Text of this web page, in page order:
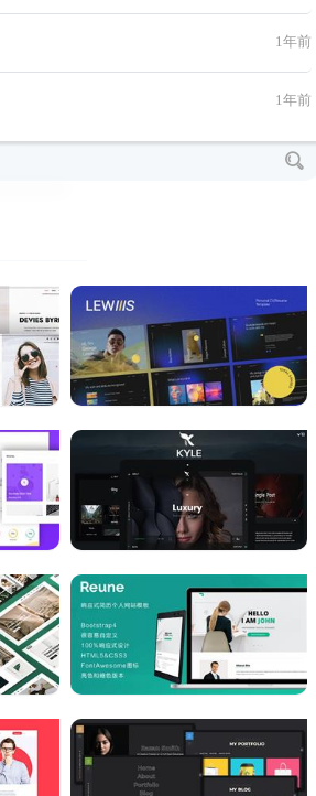
1年前
1年前